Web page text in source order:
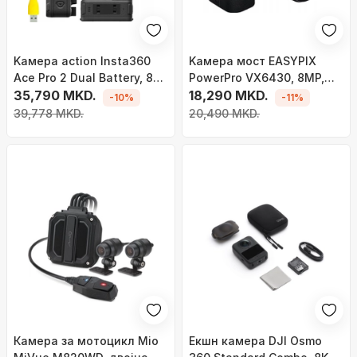
Kамера action Insta360
Ace Pro 2 Dual Battery, 8K,
50MP, црна
35,790 MKD.
39,778 MKD.
-10%
Kамера мост EASYPIX
PowerPro VX6430, 8MP,
оптички зум 10x, црна
18,290 MKD.
20,490 MKD.
-11%
Камера за мотоцикл Mio
Екшн камера DJI Osmo